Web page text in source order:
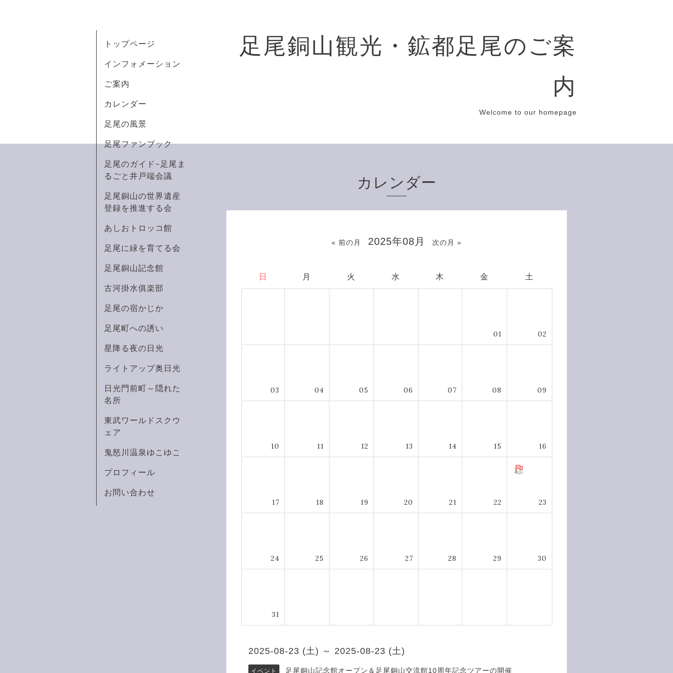
足尾銅山観光・鉱都足尾のご案
内
Welcome to our homepage
トップページ
インフォメーション
ご案内
カレンダー
足尾の風景
足尾ファンブック
足尾のガイド~足尾ま
るごと井戸端会議
足尾銅山の世界遺産
登録を推進する会
あしおトロッコ館
足尾に緑を育てる会
足尾銅山記念館
古河掛水俱楽部
足尾の宿かじか
足尾町への誘い
星降る夜の日光
ライトアップ奥日光
日光門前町～隠れた
名所
東武ワールドスクウ
ェア
鬼怒川温泉ゆこゆこ
プロフィール
お問い合わせ
カレンダー
« 前の月 2025年08月 次の月 »
日 月 火 水 木 金 土
01 02
03 04 05 06 07 08 09
10 11 12 13 14 15 16
17 18 19 20 21 22 23
24 25 26 27 28 29 30
31
2025-08-23 (土) ～ 2025-08-23 (土)
イベント 足尾銅山記念館オープン＆足尾銅山交流館10周年記念ツアーの開催